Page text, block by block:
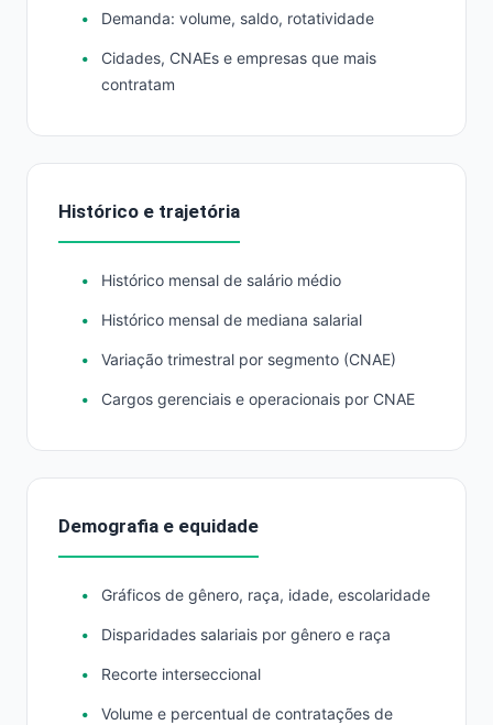
Demanda: volume, saldo, rotatividade
Cidades, CNAEs e empresas que mais
contratam
Histórico e trajetória
Histórico mensal de salário médio
Histórico mensal de mediana salarial
Variação trimestral por segmento (CNAE)
Cargos gerenciais e operacionais por CNAE
Demografia e equidade
Gráficos de gênero, raça, idade, escolaridade
Disparidades salariais por gênero e raça
Recorte interseccional
Volume e percentual de contratações de